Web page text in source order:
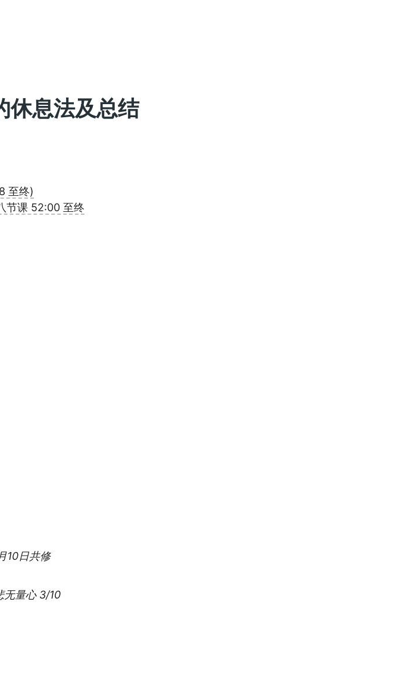
休息法及总结
至终)
节课 52:00 至终
10日共修
无量心 3/10